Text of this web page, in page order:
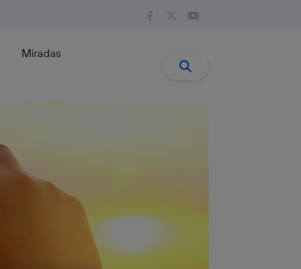
Miradas
Buscar